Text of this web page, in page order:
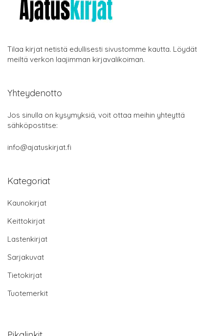
Tilaa kirjat netistä edullisesti sivustomme kautta. Löydät
meiltä verkon laajimman kirjavalikoiman.
Yhteydenotto
Jos sinulla on kysymyksiä, voit ottaa meihin yhteyttä
sähköpostitse:
info@ajatuskirjat.fi
Kategoriat
Kaunokirjat
Keittokirjat
Lastenkirjat
Sarjakuvat
Tietokirjat
Tuotemerkit